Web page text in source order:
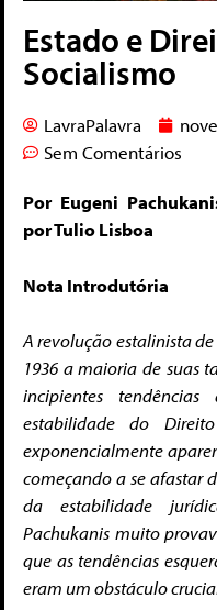
Estado e
Socialismo
LavraPalavra
Sem Comentários
Por Eugeni
por Tulio Lisboa
Nota Introdutória
A revolução estalinista
1936 a maioria de suas
incipientes
estabilidade do
exponencialmente
começando a se afastar
da estabilidade
Pachukanis muito
que as tendências
eram um obstáculo